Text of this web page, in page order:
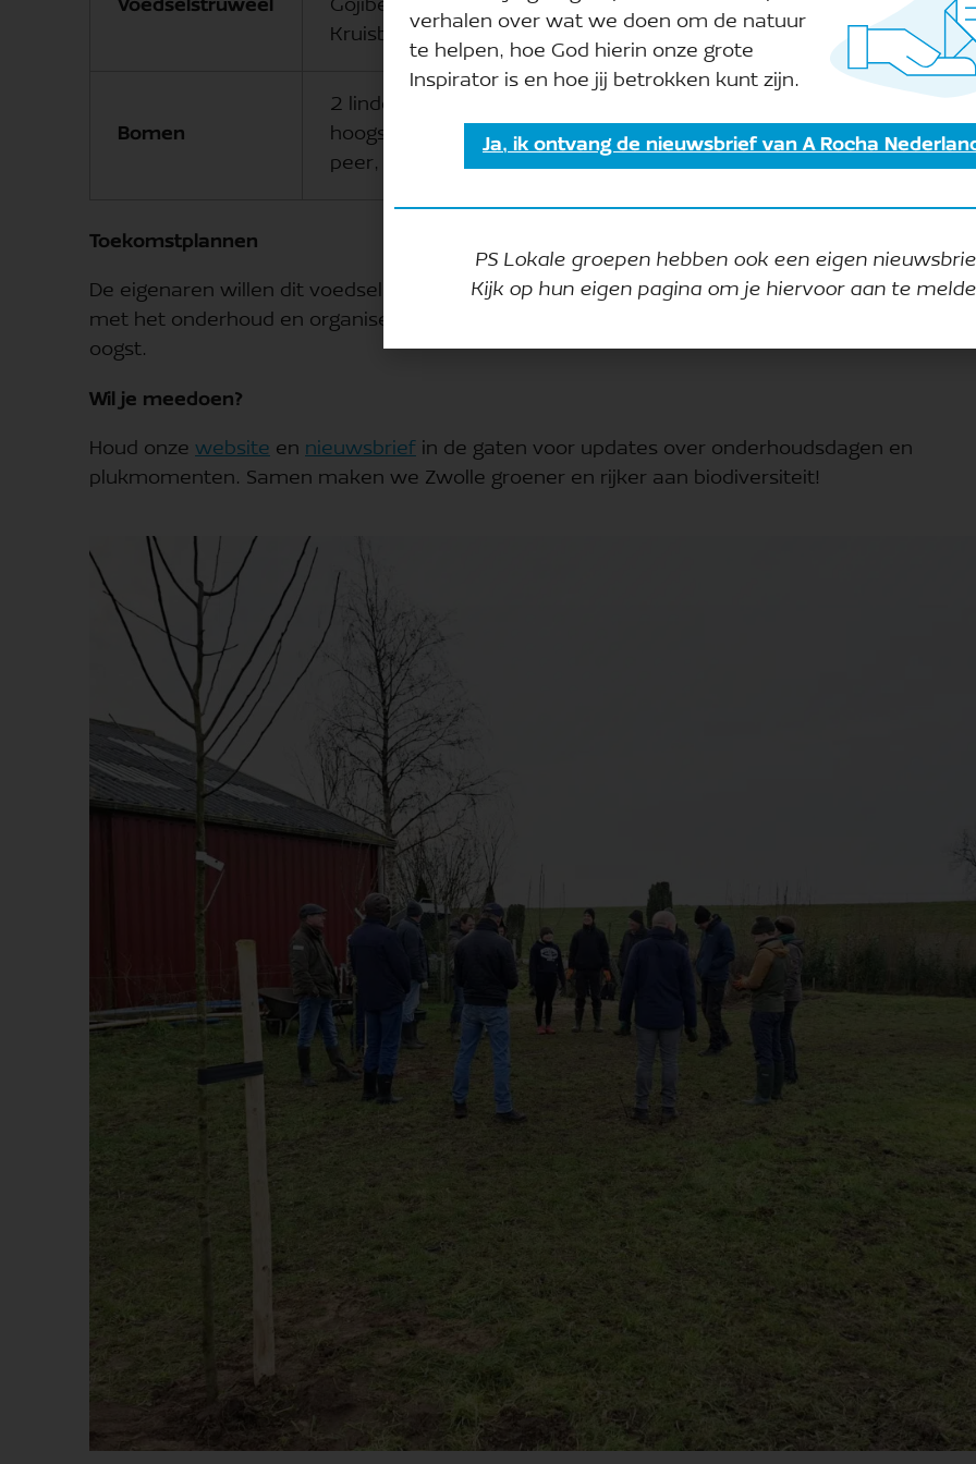
Voedselstruweel
Gojibes, Framboos, Sleedoorn,
Kruisbes, Egelantier
vruchten voor mens en dier
Bomen
2 lindebomen, 3
hoogstamfruitbomen (appel,
peer, pruim)
bestuivers, fruit voor mens en
dier
Toekomstplannen
De eigenaren willen dit voedselbos graag delen met de omgeving. A Rocha Zwolle gaat helpen
met het onderhoud en organiseert op termijn plukdagen, zodat iedereen kan genieten van de
oogst.
Wil je meedoen?
Houd onze website en nieuwsbrief in de gaten voor updates over onderhoudsdagen en
plukmomenten. Samen maken we Zwolle groener en rijker aan biodiversiteit!
verhalen over wat we doen om de natuur
te helpen, hoe God hierin onze grote
Inspirator is en hoe jij betrokken kunt zijn.
Ja, ik ontvang de nieuwsbrief van A Rocha
PS Lokale groepen hebben ook een eigen
Kijk op hun eigen pagina om je hiervoor aan te